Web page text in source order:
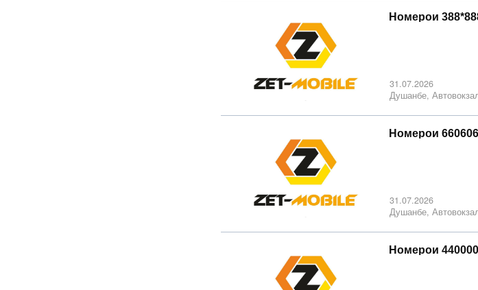
Номерои
31.07.2026
Душанбе,
Номерои
31.07.2026
Душанбе,
Номерои